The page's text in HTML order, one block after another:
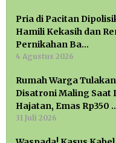
Pria di Pacitan
Hamili Kekasih dan
Pernikahan Ba…
4 Agustus 2026
Rumah Warga
Disatroni Maling Saat
Hajatan, Emas Rp350
31 Juli 2026